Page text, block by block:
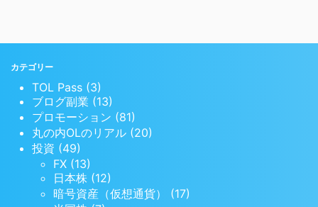
カテゴリー
TOL Pass (3)
ブログ副業 (13)
プロモーション (81)
丸の内OLのリアル (20)
投資 (49)
FX (13)
日本株 (12)
暗号資産（仮想通貨） (17)